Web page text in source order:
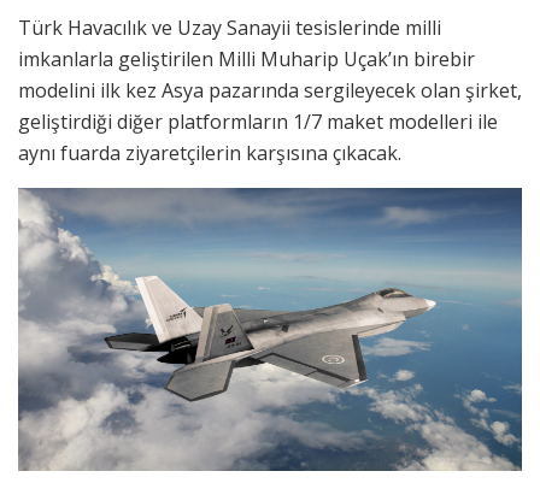
Türk Havacılık ve Uzay Sanayii tesislerinde milli
imkanlarla geliştirilen Milli Muharip Uçak’ın birebir
modelini ilk kez Asya pazarında sergileyecek olan şirket,
geliştirdiği diğer platformların 1/7 maket modelleri ile
aynı fuarda ziyaretçilerin karşısına çıkacak.